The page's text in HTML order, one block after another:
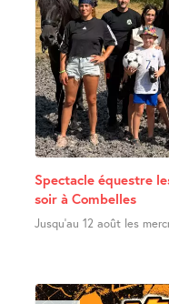
Spectacle équestre
soir à Combelles
Jusqu’au 12 août les